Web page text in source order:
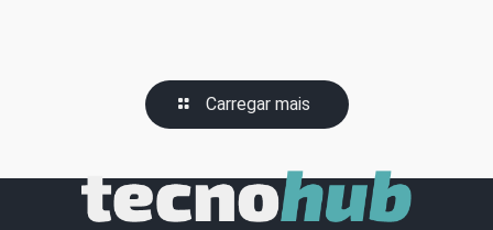
Carregar mais